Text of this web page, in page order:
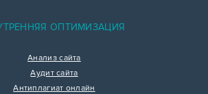
ОПТИМИЗАЦИЯ
Анализ сайта
Аудит сайта
Антиплагиат онлайн